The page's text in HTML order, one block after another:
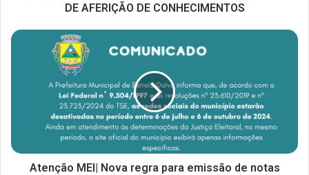
DE AFERIÇÃO DE CONHECIMENTOS
Atenção MEI| Nova regra para emissão de notas